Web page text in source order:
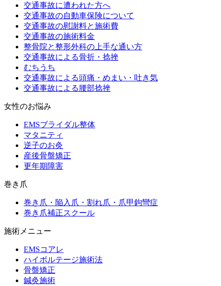
交通事故に遭われた方へ
交通事故の自動車保険について
交通事故の慰謝料と施術費
交通事故の施術料金
整骨院と整形外科の上手な通い方
交通事故による骨折・捻挫
むちうち
交通事故による頭痛・めまい・吐き気
交通事故による腰部捻挫
女性のお悩み
EMSブライダル整体
マタニティ
逆子のお灸
産後骨盤矯正
更年期障害
巻き爪
巻き爪・陥入爪・割れ爪・爪甲鉤彎症
巻き爪補正スクール
施術メニュー
EMSコアレ
ハイボルテージ施術法
骨盤矯正
鍼灸施術